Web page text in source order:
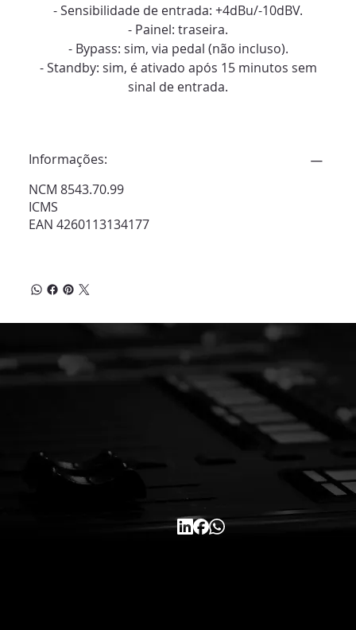
- Sensibilidade de entrada: +4dBu/-10dBV.
- Painel: traseira.
- Bypass: sim, via pedal (não incluso).
- Standby: sim, é ativado após 15 minutos sem
sinal de entrada.
Informações:
NCM 8543.70.99
ICMS
EAN 4260113134177